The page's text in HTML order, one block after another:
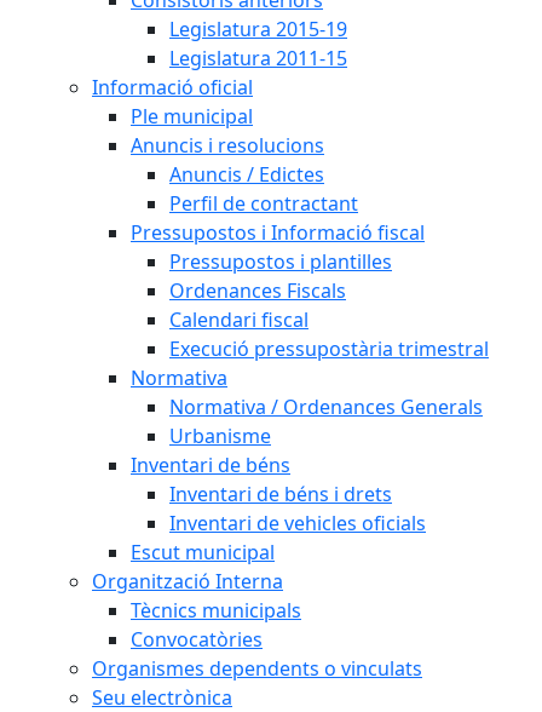
Legislatura 2015-19
Legislatura 2011-15
Informació oficial
Ple municipal
Anuncis i resolucions
Anuncis / Edictes
Perfil de contractant
Pressupostos i Informació fiscal
Pressupostos i plantilles
Ordenances Fiscals
Calendari fiscal
Execució pressupostària trimestral
Normativa
Normativa / Ordenances Generals
Urbanisme
Inventari de béns
Inventari de béns i drets
Inventari de vehicles oficials
Escut municipal
Organització Interna
Tècnics municipals
Convocatòries
Organismes dependents o vinculats
Seu electrònica